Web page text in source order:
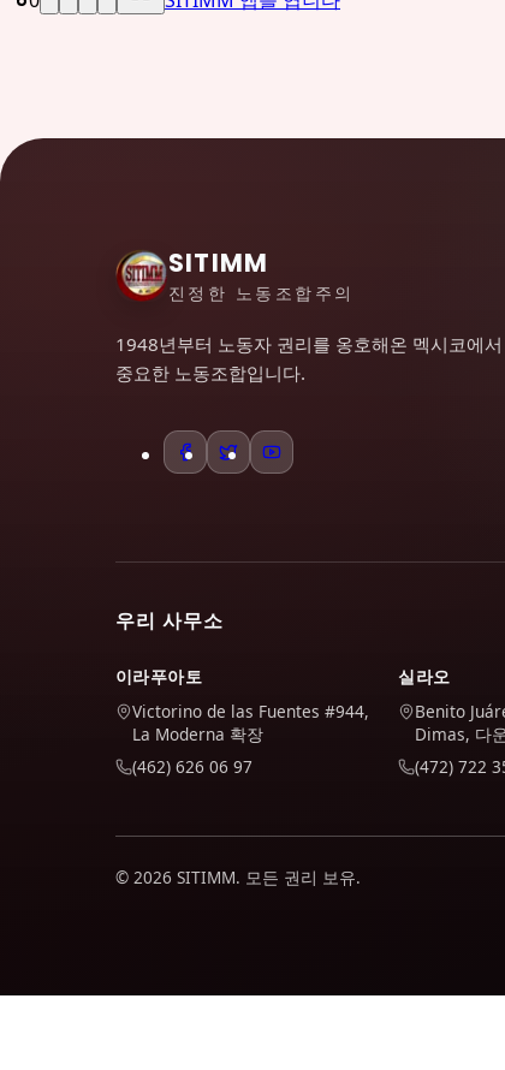
SITIMM
진정한 노동조합주의
1948년부터 노동자 권리를 옹호해온 멕시코에
중요한 노동조합입니다.
우리 사무소
이라푸아토
Victorino de las Fuentes #944,
La Moderna 확장
(462) 626 06 97
실라오
Benito
Dimas, 다
(472) 722
© 2026 SITIMM. 모든 권리 보유.